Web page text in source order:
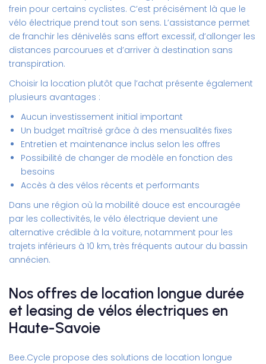
frein pour certains cyclistes. C’est précisément là que le
vélo électrique prend tout son sens. L’assistance permet
de franchir les dénivelés sans effort excessif, d’allonger les
distances parcourues et d’arriver à destination sans
transpiration.
Choisir la location plutôt que l’achat présente également
plusieurs avantages :
Aucun investissement initial important
Un budget maîtrisé grâce à des mensualités fixes
Entretien et maintenance inclus selon les offres
Possibilité de changer de modèle en fonction des
besoins
Accès à des vélos récents et performants
Dans une région où la mobilité douce est encouragée
par les collectivités, le vélo électrique devient une
alternative crédible à la voiture, notamment pour les
trajets inférieurs à 10 km, très fréquents autour du bassin
annécien.
Nos offres de location longue durée
et leasing de vélos électriques en
Haute-Savoie
Bee.Cycle propose des solutions de location longue